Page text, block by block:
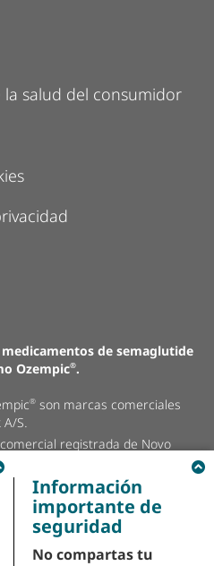
Información
importante de
seguridad
No compartas tu
salud del consumidor
de semaglutide
Ozempic®.
® son marcas comerciales
S.
registrada de Novo
registradas o no
sus respectivos dueños.
derechos reservados.